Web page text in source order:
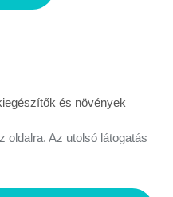
és növények
oldalra. Az utolsó látogatás